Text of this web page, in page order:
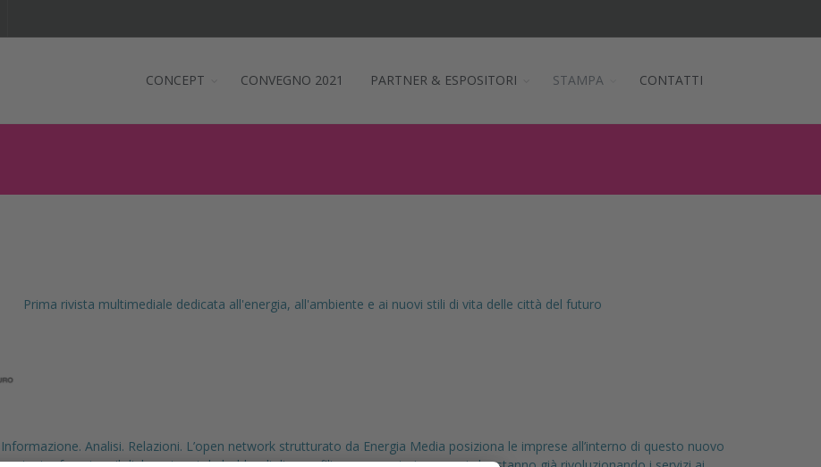
CONCEPT CONVEGNO 2021 PARTNER & ESPOSITORI STAMPA CONTATTI
Prima rivista multimediale dedicata all'energia, all'ambiente e ai nuovi stili di vita delle città del futuro
Informazione. Analisi. Relazioni. L’open network strutturato da Energia Media posiziona le imprese all’interno di questo nuovo